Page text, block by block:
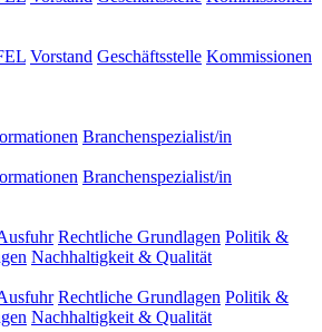
Vorstand Geschäftsstelle Kommissionen
Branchenspezialist/in
Branchenspezialist/in
Rechtliche Grundlagen Politik &
Nachhaltigkeit & Qualität
Rechtliche Grundlagen Politik &
Nachhaltigkeit & Qualität